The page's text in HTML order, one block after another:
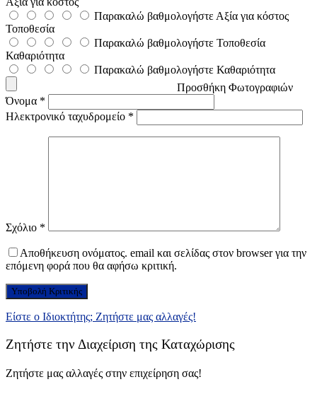
Παρακαλώ βαθμολογήστε Αξία για κόστος
Τοποθεσία
Παρακαλώ βαθμολογήστε Τοποθεσία
Καθαριότητα
Παρακαλώ βαθμολογήστε Καθαριότητα
Προσθήκη Φωτογραφιών
Όνομα *
Ηλεκτρονικό ταχυδρομείο *
Σχόλιο *
Αποθήκευση ονόματος. email και σελίδας στον browser για την
επόμενη φορά που θα αφήσω κριτική.
Είστε ο Ιδιοκτήτης; Ζητήστε μας αλλαγές!
Ζητήστε την Διαχείριση της Καταχώρισης
Ζητήστε μας αλλαγές στην επιχείρηση σας!